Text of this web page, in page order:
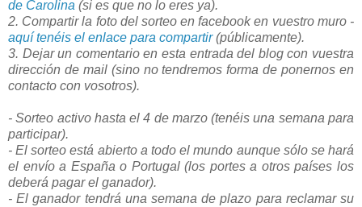
de Carolina (si es que no lo eres ya).
2. Compartir la foto del sorteo en facebook en vuestro muro -
aquí tenéis el enlace para compartir(públicamente).
3. Dejar un comentario en esta entrada del blog con vuestra
dirección de mail (sino no tendremos forma de ponernos en
contacto con vosotros).
- Sorteo activo hasta el 4 de marzo (tenéis una semana para
participar).
- El sorteo está abierto a todo el mundo aunque sólo se hará
el envío a España o Portugal (los portes a otros países los
deberá pagar el ganador).
- El ganador tendrá una semana de plazo para reclamar su